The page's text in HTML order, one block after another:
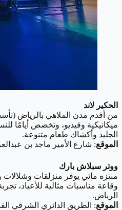
الحكير لاند
ميكانيكية وفيديو، وتخصص أيامًا
الجليد وأكشاك طعام متنوعة.
الموقع: شارع الأمير ماجد بن
ووتر سبلاش بارك
منتزه مائي يوفر منزلقات وشلالات
وقاعة مناسبات مثالية للأعياد،
الرياض.
الموقع: الطريق الدائري الشرقي